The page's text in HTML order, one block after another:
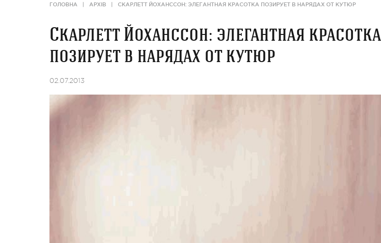
ГОЛОВНА АРХІВ СКАРЛЕТТ ЙОХАНССОН: ЭЛЕГАНТНАЯ КРАСОТКА ПОЗИРУЕТ В НАРЯДАХ ОТ КУТЮР
Скарлетт Йоханссон: элегантная красотка
позирует в нарядах от кутюр
02.07.2013